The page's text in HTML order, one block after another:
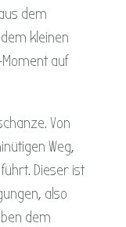
dem
kleinen
auf
Von
Weg,
Dieser ist
also
dem